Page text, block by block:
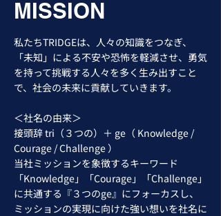
MISSION
私たちTRIDGEは、人々の知識をつなぎ、
「未知」による不安や恐怖を軽減させ、勇気
を持って挑戦する人々を多く生み出すこと
で、社会の未来に貢献していきます。
​＜社名の由来＞
接頭辞 tri（３つの）＋ ge（ Knowledge /
Courage / Challenge ）
当社ミッションを象徴するキーワード
「Knowledge」「Courage」「Challenge」
に共通する『３つのge』にフォーカスし、
ミッションの実現に向けた強い想いを社名に